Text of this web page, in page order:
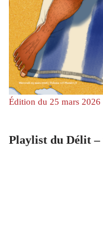
Édition du 25 mars 2026
Playlist du Délit –